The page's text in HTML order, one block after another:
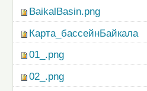
BaikalBasin.png
Карта_бассейнБайкала
01_.png
02_.png